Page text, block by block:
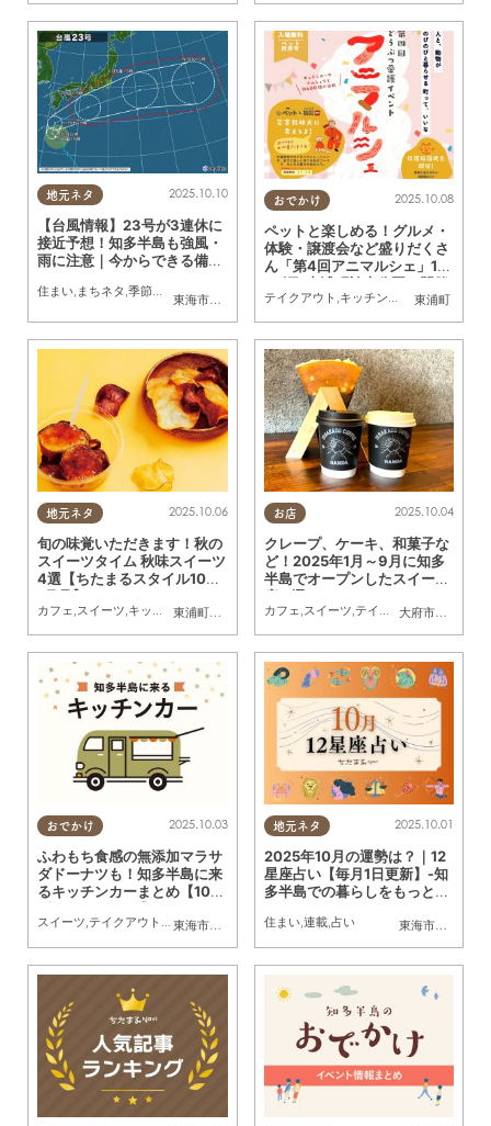
地元ネタ
東海市
,大府市 知多市 ,東浦町 ,阿久比町,半田市,常滑市
2025.10.10
【台風情報】23号が3連休に
接近予想！知多半島も強風・
雨に注意｜今からできる備え
住まい, まちネタ ,季節ネタ
おでかけ
東浦町
2025.10.08
ペットと楽しめる！グルメ・
体験・譲渡会など盛りだくさ
ん「第4回アニマルシェ」10/
19(日)東浦町於大公園で開催
テイクアウト キッチンカー ,雑貨,イベント
地元ネタ
東浦町
,常滑市 美浜町 ,南知多町
2025.10.06
旬の味覚いただきます！秋の
スイーツタイム 秋味スイーツ
4選【ちたまるスタイル10・1
1月号】
カフェ スイーツ キッチンカー ,専門店 まちネタ,ちたまるスタイル掲載店
お店
大府市
,東浦町
2025.10.04
クレープ、ケーキ、和菓子な
ど！2025年1月～9月に知多
半島でオープンしたスイーツ
店 9選
カフェ スイーツ テイクアウト ,キッチン
おでかけ
東海市
, 大府市 知多市 ,東浦町,阿久比町 半田市,常滑市
2025.10.03
ふわもち食感の無添加マラサ
ダドーナツも！知多半島に来
るキッチンカーまとめ【10/4
スイーツ,テイクアウト ,キッチンカー イベント ,まとめ記事
地元ネタ
東海市大府市
2025.10.01
2025年10月の運勢は？｜12
星座占い【毎月1日更新】-知
多半島での暮らしをもっとH
住まい,連載,占い